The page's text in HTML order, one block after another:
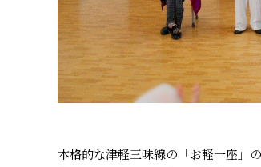
本格的な津軽三味線の「お軽一座」